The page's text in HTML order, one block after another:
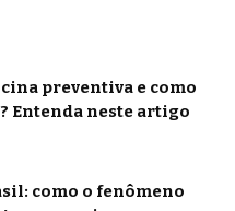
preventiva e como
Entenda neste artigo
como o fenômeno